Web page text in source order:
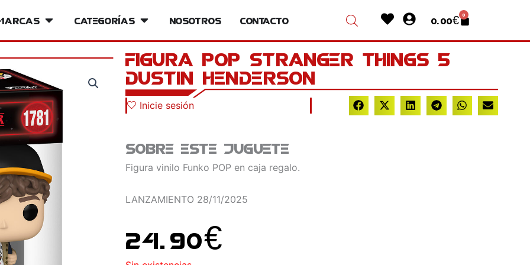
Open MarcasCategorías Open Categorías
Nosotros Contacto HeartUser-
circle
0.00€ 0
Cart
Figura POP Stranger Things 5
Dustin Henderson
Inicie sesión
Sobre este juguete
Figura vinilo Funko POP en caja regalo.
LANZAMIENTO 28/11/2025
24.90€